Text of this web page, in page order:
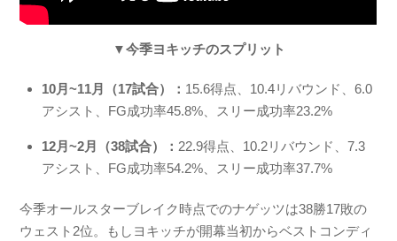
▼今季ヨキッチのスプリット
10月~11月（17試合）： 15.6得点、10.4リバウンド、6.0
アシスト、FG成功率45.8%、スリー成功率23.2%
12月~2月（38試合）： 22.9得点、10.2リバウンド、7.3
アシスト、FG成功率54.2%、スリー成功率37.7%
今季オールスターブレイク時点でのナゲッツは38勝17敗の
ウェスト2位。もしヨキッチが開幕当初からベストコンディ